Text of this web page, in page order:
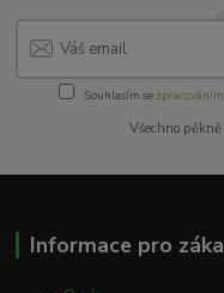
Souhlasím se
Všechno
Informace pro